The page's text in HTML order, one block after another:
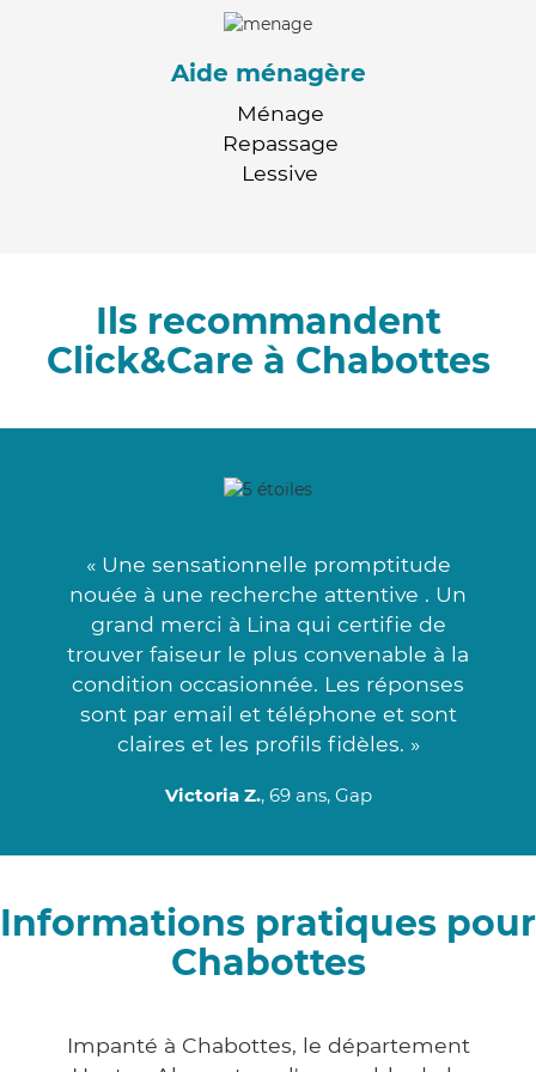
Aide ménagère
Ménage
Repassage
Lessive
Ils recommandent
Click&Care à Chabottes
« Une sensationnelle promptitude
nouée à une recherche attentive . Un
grand merci à Lina qui certifie de
trouver faiseur le plus convenable à la
condition occasionnée. Les réponses
sont par email et téléphone et sont
claires et les profils fidèles. »
Victoria Z., 69 ans, Gap
Informations pratiques pour
Chabottes
Impanté à Chabottes, le département